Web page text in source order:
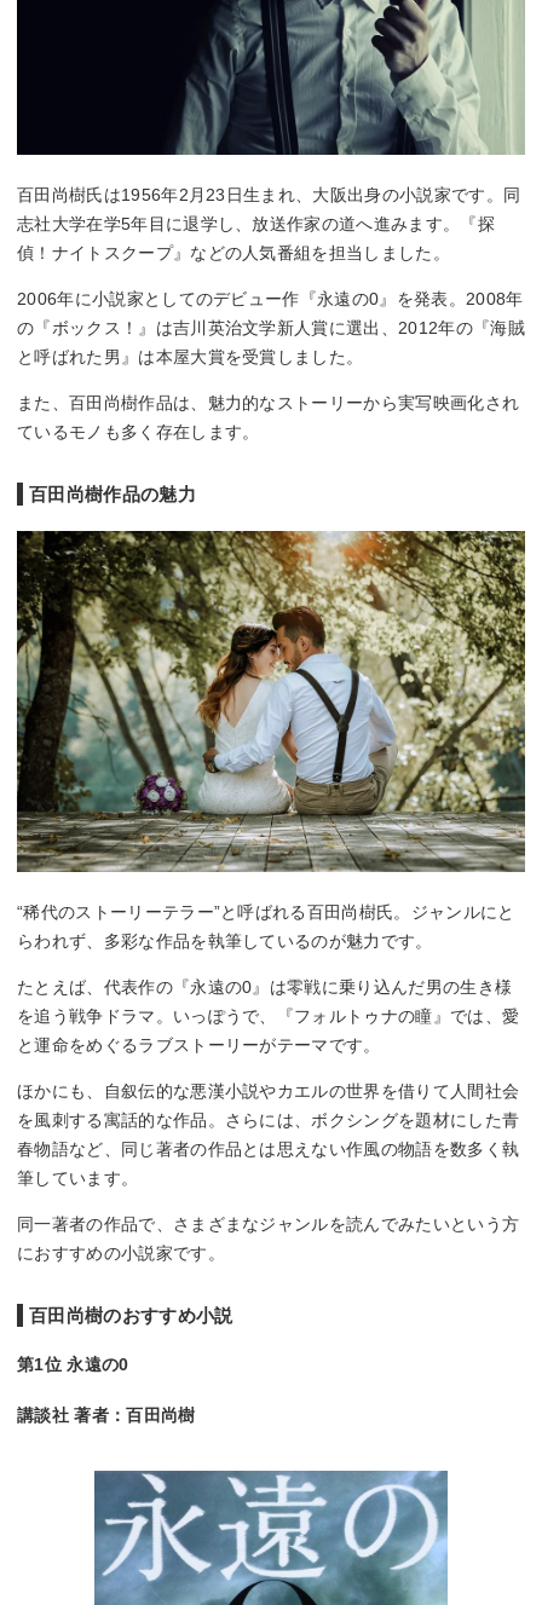
百田尚樹氏は1956年2月23日生まれ、大阪出身の小説家です。同
志社大学在学5年目に退学し、放送作家の道へ進みます。『探
偵！ナイトスクープ』などの人気番組を担当しました。
2006年に小説家としてのデビュー作『永遠の0』を発表。2008年
の『ボックス！』は吉川英治文学新人賞に選出、2012年の『海賊
と呼ばれた男』は本屋大賞を受賞しました。
また、百田尚樹作品は、魅力的なストーリーから実写映画化され
ているモノも多く存在します。
百田尚樹作品の魅力
“稀代のストーリーテラー”と呼ばれる百田尚樹氏。ジャンルにと
らわれず、多彩な作品を執筆しているのが魅力です。
たとえば、代表作の『永遠の0』は零戦に乗り込んだ男の生き様
を追う戦争ドラマ。いっぽうで、『フォルトゥナの瞳』では、愛
と運命をめぐるラブストーリーがテーマです。
ほかにも、自叙伝的な悪漢小説やカエルの世界を借りて人間社会
を風刺する寓話的な作品。さらには、ボクシングを題材にした青
春物語など、同じ著者の作品とは思えない作風の物語を数多く執
筆しています。
同一著者の作品で、さまざまなジャンルを読んでみたいという方
におすすめの小説家です。
百田尚樹のおすすめ小説
第1位 永遠の0
講談社 著者：百田尚樹